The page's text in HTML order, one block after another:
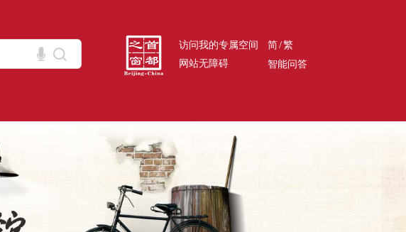
访问我的专属空间 简/繁
网站无障碍
智能问答